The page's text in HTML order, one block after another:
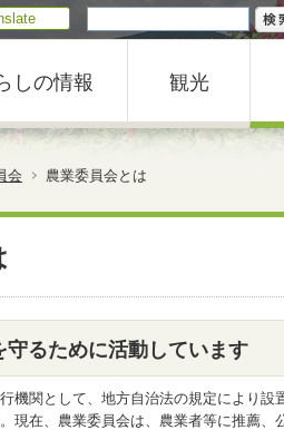
しの情報 観光
会 農業委員会とは
守るために活動しています
機関として、地方自治法の規定により設
現在、農業委員会は、農業者等に推薦